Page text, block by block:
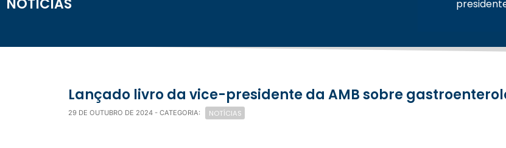
NOTÍCIAS
Lançado livro da vice-presidente da AMB sobre
29 DE OUTUBRO DE 2024 - CATEGORIA: NOTÍCIAS